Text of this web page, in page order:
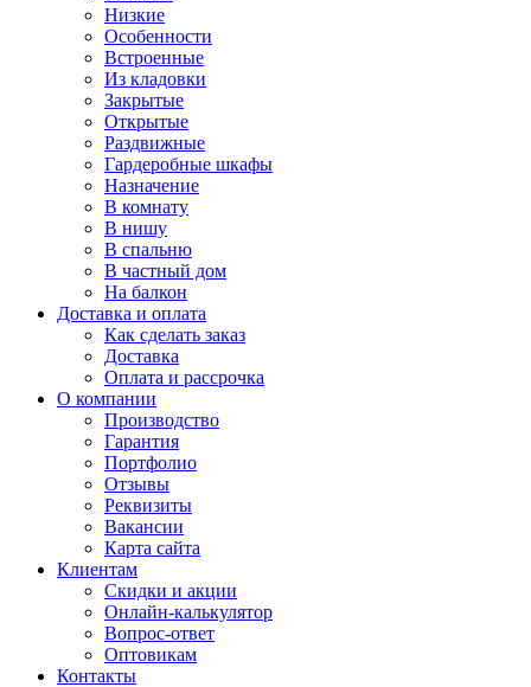
Низкие
Особенности
Встроенные
Из кладовки
Закрытые
Открытые
Раздвижные
Гардеробные шкафы
Назначение
В комнату
В нишу
В спальню
В частный дом
На балкон
Доставка и оплата
Как сделать заказ
Доставка
Оплата и рассрочка
О компании
Производство
Гарантия
Портфолио
Отзывы
Реквизиты
Вакансии
Карта сайта
Клиентам
Скидки и акции
Онлайн-калькулятор
Вопрос-ответ
Оптовикам
Контакты